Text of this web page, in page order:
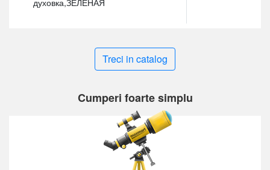
духовка,ЗЕЛЕНАЯ
Treci in catalog
Cumperi foarte simplu